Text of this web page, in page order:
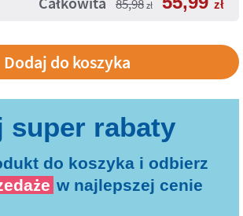
85,98 zł zł
do koszyka i odbierz
w najlepszej cenie